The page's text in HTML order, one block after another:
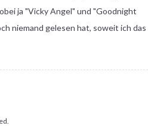
ja "Vicky Angel" und "Goodnight
niemand gelesen hat, soweit ich das